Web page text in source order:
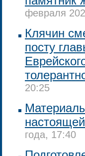
февраля
Клячин
посту
20:25
года, 17:40